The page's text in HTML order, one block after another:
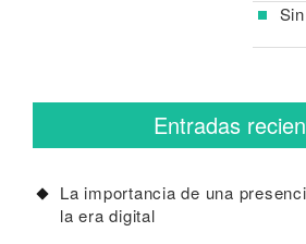
Entradas
La importancia de una
la era digital